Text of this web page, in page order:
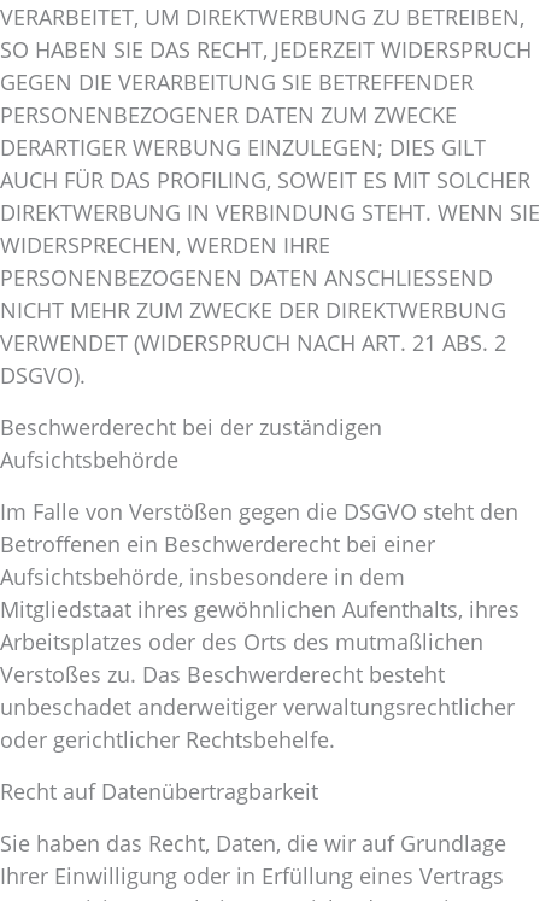
VERARBEITET, UM DIREKTWERBUNG ZU BETREIBEN,
SO HABEN SIE DAS RECHT, JEDERZEIT WIDERSPRUCH
GEGEN DIE VERARBEITUNG SIE BETREFFENDER
PERSONENBEZOGENER DATEN ZUM ZWECKE
DERARTIGER WERBUNG EINZULEGEN; DIES GILT
AUCH FÜR DAS PROFILING, SOWEIT ES MIT SOLCHER
DIREKTWERBUNG IN VERBINDUNG STEHT. WENN SIE
WIDERSPRECHEN, WERDEN IHRE
PERSONENBEZOGENEN DATEN ANSCHLIESSEND
NICHT MEHR ZUM ZWECKE DER DIREKTWERBUNG
VERWENDET (WIDERSPRUCH NACH ART. 21 ABS. 2
DSGVO).
Beschwerderecht bei der zuständigen
Aufsichtsbehörde
Im Falle von Verstößen gegen die DSGVO steht den
Betroffenen ein Beschwerderecht bei einer
Aufsichtsbehörde, insbesondere in dem
Mitgliedstaat ihres gewöhnlichen Aufenthalts, ihres
Arbeitsplatzes oder des Orts des mutmaßlichen
Verstoßes zu. Das Beschwerderecht besteht
unbeschadet anderweitiger verwaltungsrechtlicher
oder gerichtlicher Rechtsbehelfe.
Recht auf Datenübertragbarkeit
Sie haben das Recht, Daten, die wir auf Grundlage
Ihrer Einwilligung oder in Erfüllung eines Vertrags